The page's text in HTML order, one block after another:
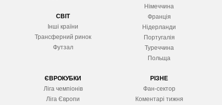
СВІТ
Інші країни
Трансферний ринок
Футзал
Німеччина
Франція
Нідерланди
Португалія
Туреччина
Польща
ЄВРОКУБКИ
Ліга чемпіонів
Ліга Європи
РІЗНЕ
Фан-сектор
Коментарі тижня